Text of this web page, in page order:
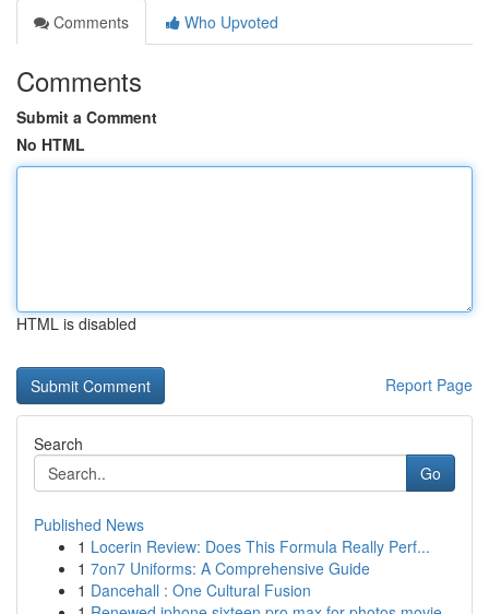
Comments
Who Upvoted
Comments
Submit a Comment
No HTML
HTML is disabled
Report Page
Search
Go
Published News
1 Locerin Review: Does This Formula Really Perf...
1 7on7 Uniforms: A Comprehensive Guide
1 Dancehall : One Cultural Fusion